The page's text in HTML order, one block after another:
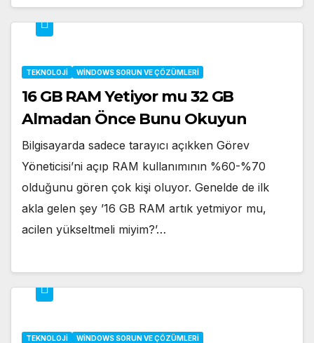
TEKNOLOJI WINDOWS SORUN VE ÇÖZÜMLERI
16 GB RAM Yetiyor mu 32 GB
Almadan Önce Bunu Okuyun
Bilgisayarda sadece tarayıcı açıkken Görev
Yöneticisi’ni açıp RAM kullanımının %60-%70
olduğunu gören çok kişi oluyor. Genelde de ilk
akla gelen şey ’16 GB RAM artık yetmiyor mu,
acilen yükseltmeli miyim?’…
TEKNOLOJI WINDOWS SORUN VE ÇÖZÜMLERI